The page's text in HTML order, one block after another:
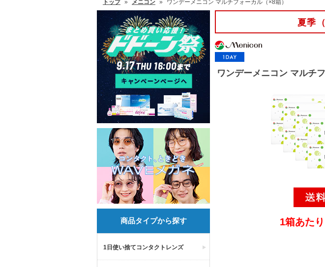
トップ » メニコン » ワンデーメニコン マルチフォーカル（×8箱）
商品タイプから探す
1日使い捨てコンタクトレンズ
夏季
ワンデーメニコン マルチ
1箱あた